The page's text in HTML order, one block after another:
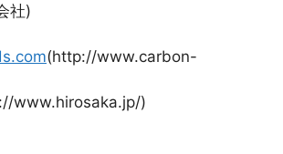
社)
(http://www.carbon-
www.hirosaka.jp/)